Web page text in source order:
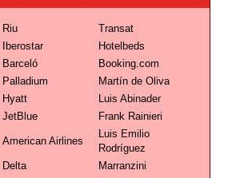
Riu
Transat
Iberostar
Hotelbeds
Barceló
Booking.com
Palladium
Martín de Oliva
Hyatt
Luis Abinader
JetBlue Frank Rainieri
American Airlines
Luis Emilio
Rodríguez
Delta
Marranzini